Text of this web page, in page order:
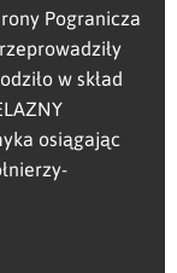
Pogranicza
w skład
osiągając